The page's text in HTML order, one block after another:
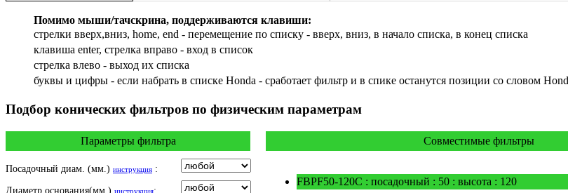
GILERA
HARLEY DAVIDSON
HERO
HUSQVARNA
INDIAN
KEEWAY
LAVERDA
Помимо мыши/тачскрина, поддерживаются клавиши:
стрелки вверх,вниз, home, end - перемещение по списку - вверх, вниз, в начало списка, в конец списка
клавиша enter, стрелка вправо - вход в список
cтрелка влево - выход их списка
буквы и цифры - если набрать в списке Honda - сработает фильтр и в спике останутся позиции со словом
Подбор конических фильтров по физическим параметрам
Параметры фильтра
Посадочный диам. (мм.) инструкция :
Диаметр основания(мм.) инструкция:
Совместимые фильтры
FBPF50-120C : посадочный : 50 : высота : 120